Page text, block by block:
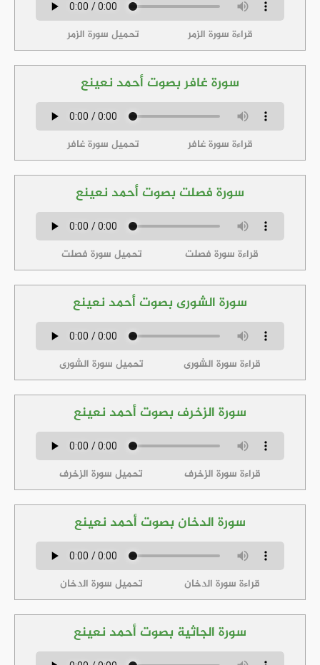
قراءة سورة الزمر تحميل سورة الزمر
سورة غافر بصوت أحمد نعينع
قراءة سورة غافر تحميل سورة غافر
سورة فصلت بصوت أحمد نعينع
قراءة سورة فصلت تحميل سورة فصلت
سورة الشورى بصوت أحمد نعينع
قراءة سورة الشورى تحميل سورة الشورى
سورة الزخرف بصوت أحمد نعينع
قراءة سورة الزخرف تحميل سورة الزخرف
سورة الدخان بصوت أحمد نعينع
قراءة سورة الدخان تحميل سورة الدخان
سورة الجاثية بصوت أحمد نعينع